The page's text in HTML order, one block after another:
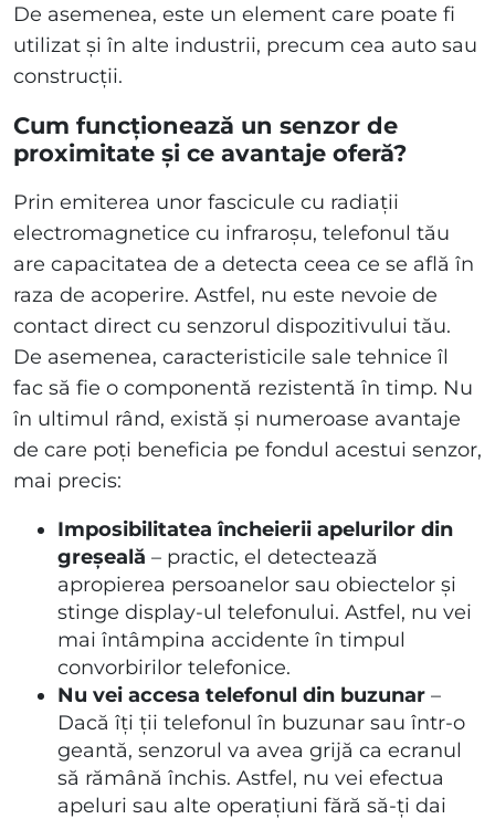
De asemenea, este un element care poate fi
utilizat și în alte industrii, precum cea auto sau
construcții.
Cum funcționează un senzor de
proximitate și ce avantaje oferă?
Prin emiterea unor fascicule cu radiații
electromagnetice cu infraroșu, telefonul tău
are capacitatea de a detecta ceea ce se află în
raza de acoperire. Astfel, nu este nevoie de
contact direct cu senzorul dispozitivului tău.
De asemenea, caracteristicile sale tehnice îl
fac să fie o componentă rezistentă în timp. Nu
în ultimul rând, există și numeroase avantaje
de care poți beneficia pe fondul acestui senzor,
mai precis:
Imposibilitatea încheierii apelurilor din
greșeală – practic, el detectează
apropierea persoanelor sau obiectelor și
stinge display-ul telefonului. Astfel, nu vei
mai întâmpina accidente în timpul
convorbirilor telefonice.
Nu vei accesa telefonul din buzunar –
Dacă îți ții telefonul în buzunar sau într-o
geantă, senzorul va avea grijă ca ecranul
să rămână închis. Astfel, nu vei efectua
apeluri sau alte operațiuni fără să-ți dai